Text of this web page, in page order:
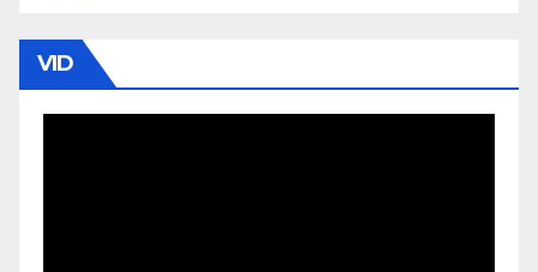
VID